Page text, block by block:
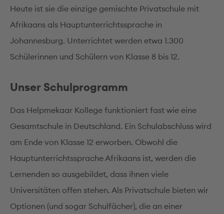
Heute ist sie die einzige gemischte Privatschule mit
Afrikaans als Hauptunterrichtssprache in
Johannesburg. Unterrichtet werden etwa 1.300
Schülerinnen und Schülern von Klasse 8 bis 12.
Unser Schulprogramm
Das Helpmekaar Kollege funktioniert fast wie eine
Gesamtschule in Deutschland. Ein Schulabschluss wird
am Ende von Klasse 12 erworben. Obwohl die
Hauptunterrichtssprache Afrikaans ist, werden die
Lernenden so ausgebildet, dass ihnen viele
Universitäten offen stehen. Als Privatschule bieten wir
Optionen (und sogar Schulfächer), die an einer